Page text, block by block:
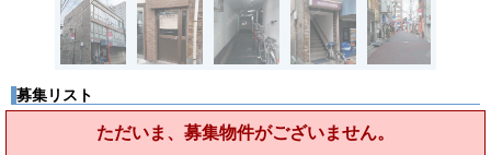
募集リスト
ただいま、募集物件がございません。